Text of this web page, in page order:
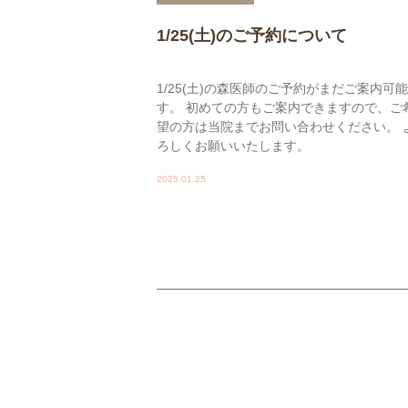
1/25(土)のご予約について
1/25(土)の森医師のご予約がまだご案内可
す。 初めての方もご案内できますので、ご
望の方は当院までお問い合わせください。
ろしくお願いいたします。
2025.01.25